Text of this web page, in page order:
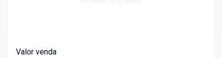
Valor venda